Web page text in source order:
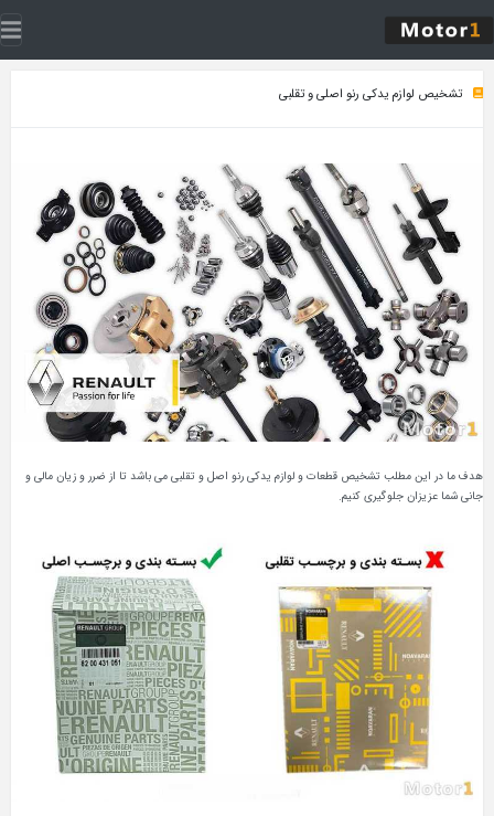
تشخیص لوازم یدکی رنو اصلی و تقلبی
هدف ما در این مطلب تشخیص قطعات و لوازم یدکی رنو اصل و تقلبی می باشد تا از ضرر و زیان مالی و
جانی شما عزیزان جلوگیری کنیم.